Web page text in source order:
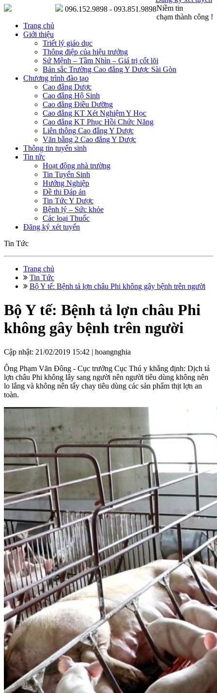
Niềm tin
chạm thành công !
096.152.9898 - 093.851.9898
Trang chủ
Giới thiệu
Triết lý giáo dục
Thông điệp của hiệu trưởng
Sứ Mệnh – Tầm Nhìn – Giá trị cốt lõi
Bản sắc Trường Cao đẳng Y Dược Sài Gòn
Chương trình đào tạo
Cao đẳng Dược
Cao đẳng Hộ Sinh
Cao đẳng Điều Dưỡng
Cao đẳng KT Xét Nghiệm Y Học
Cao đẳng KT Phục Hồi Chức Năng
Liên thông Cao đẳng Y Dược
Văn bằng 2 Cao đẳng Y Dược
Thông tin tuyển sinh
Tin tức
Hoạt động nhà trường
Tin Tuyển Sinh
Hướng Nghiệp
Đề thi Đáp án
Tin Tức Y Dược
Bệnh lý – Sức khỏe
Các loại Thuốc
Đăng ký xét tuyển
Tin Tức
Trang chủ
Tin Tức
Bộ Y tế: Bệnh tả lợn châu Phi không gây bệnh trên người
Bộ Y tế: Bệnh tả lợn châu Phi
không gây bệnh trên người
Cập nhật: 21/02/2019 15:42 | hoangnghia
Ông Phạm Văn Đông - Cục trưởng Cục Thú y khẳng định: Dịch tả
lợn châu Phi không lây sang người nên người tiêu dùng không nên
lo lắng và không nên tẩy chay tiêu dùng các sản phẩm thịt lợn an
toàn.